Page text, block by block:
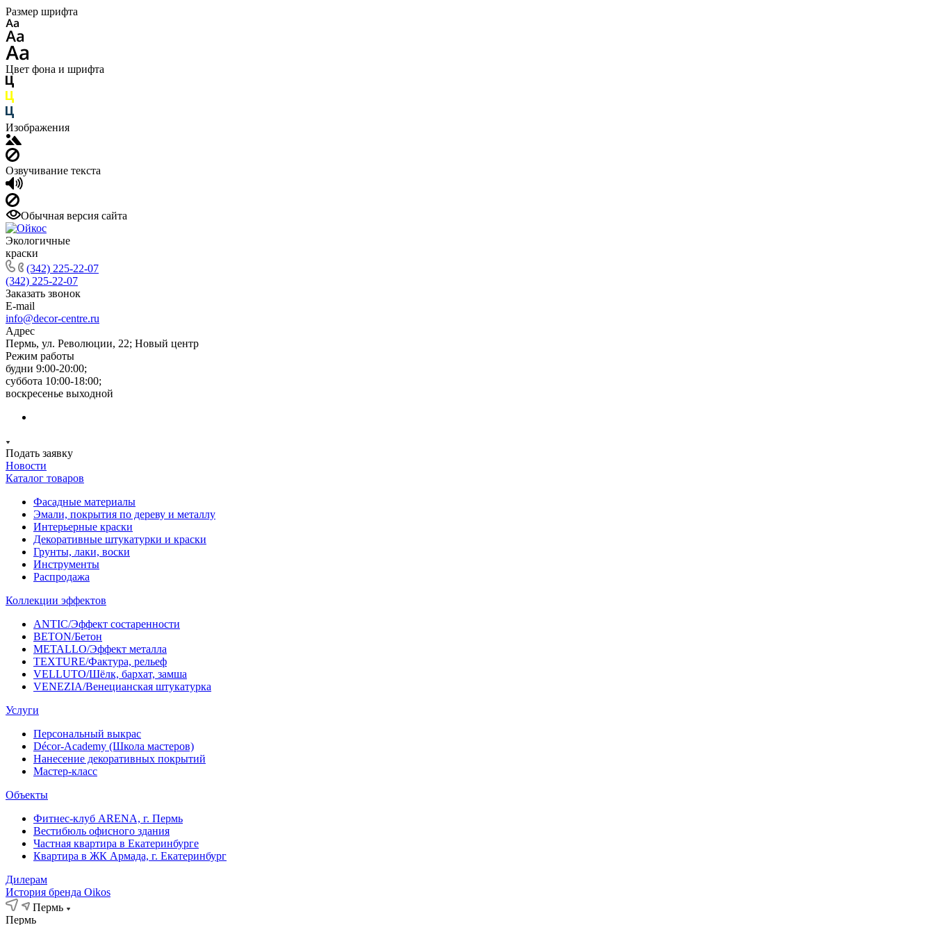
Размер шрифта
Цвет фона и шрифта
Изображения
Озвучивание текста
Обычная версия сайта
Экологичные
краски
(342) 225-22-07
(342) 225-22-07
Заказать звонок
E-mail
info@decor-centre.ru
Адрес
Пермь, ул. Революции, 22; Новый центр
Режим работы
будни 9:00-20:00;
суббота 10:00-18:00;
воскресенье выходной
Подать заявку
Новости
Каталог товаров
Фасадные материалы
Эмали, покрытия по дереву и металлу
Интерьерные краски
Декоративные штукатурки и краски
Грунты, лаки, воски
Инструменты
Распродажа
Коллекции эффектов
ANTIC/Эффект состаренности
BETON/Бетон
METALLO/Эффект металла
TEXTURE/Фактура, рельеф
VELLUTO/Шёлк, бархат, замша
VENEZIA/Венецианская штукатурка
Услуги
Персональный выкрас
Décor-Academy (Школа мастеров)
Нанесение декоративных покрытий
Мастер-класс
Объекты
Фитнес-клуб ARENA, г. Пермь
Вестибюль офисного здания
Частная квартира в Екатеринбурге
Квартира в ЖК Армада, г. Екатеринбург
Дилерам
История бренда Oikos
Пермь
Пермь